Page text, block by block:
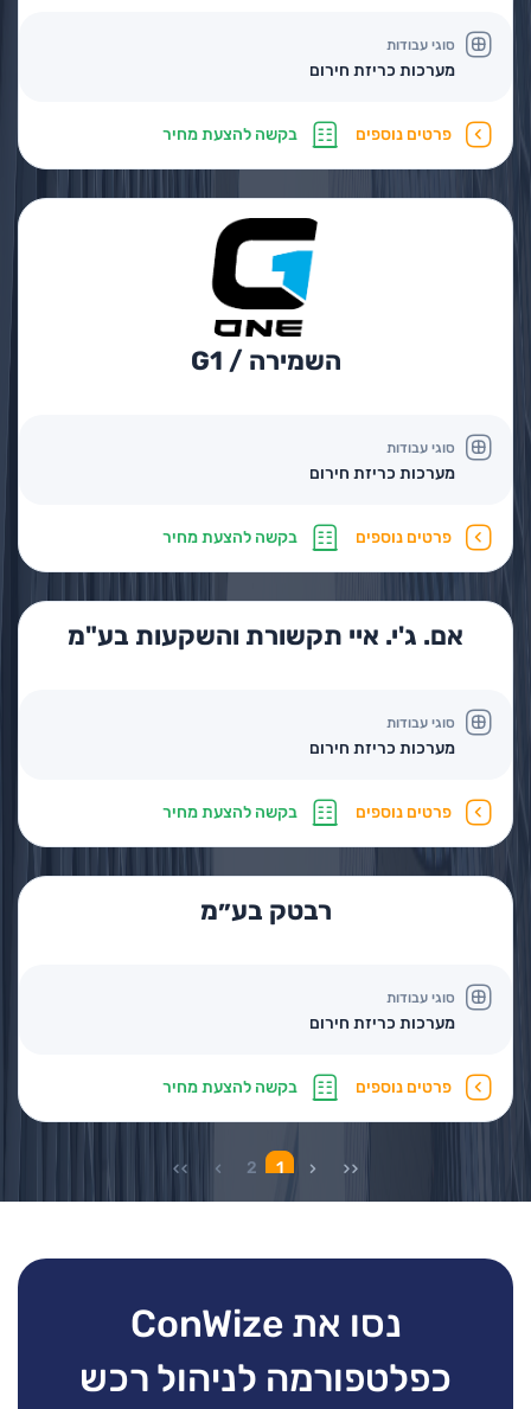
סוגי עבודות
מערכות כריזת חירום
פרטים נוספים בקשה להצעת מחיר
השמירה / G1
סוגי עבודות
מערכות כריזת חירום
פרטים נוספים בקשה להצעת מחיר
אם. ג'י. איי תקשורת והשקעות בע"מ
סוגי עבודות
מערכות כריזת חירום
פרטים נוספים בקשה להצעת מחיר
רבטק בע״מ
סוגי עבודות
מערכות כריזת חירום
פרטים נוספים בקשה להצעת מחיר
1
2
נסו את ConWize
כפלטפורמה לניהול רכש